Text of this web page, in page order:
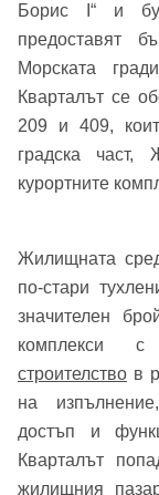
Борис I“ и
предоставят
Морската
Кварталът се
209 и 409,
градска
курортните
Жилищната
по-стари
значителен
комплекси
строителство в
на
достъп и
Кварталът
жилищния